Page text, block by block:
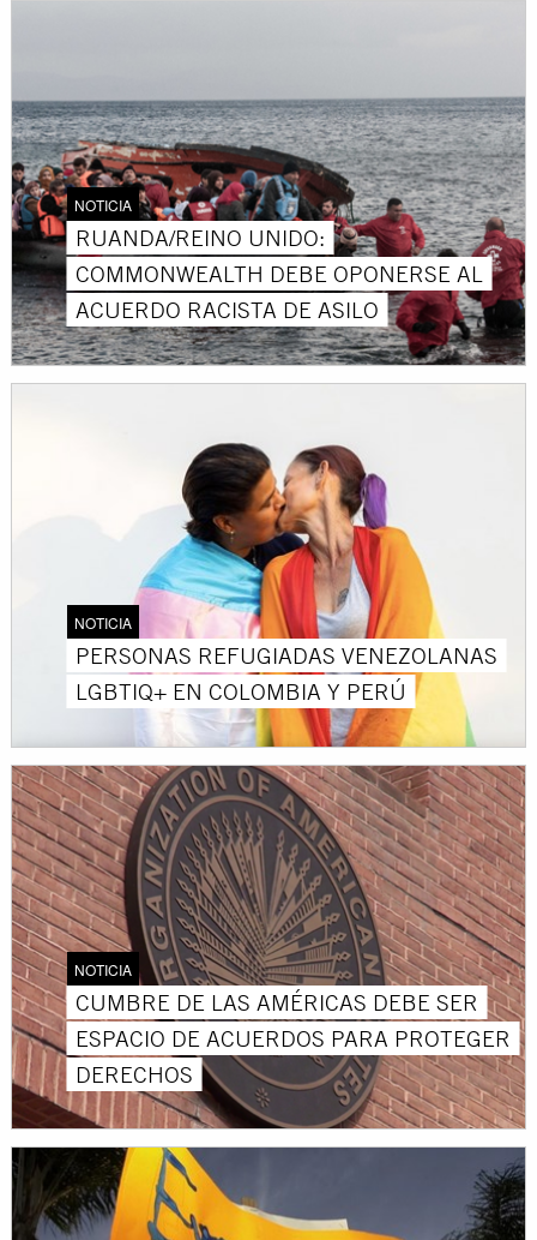
NOTICIA
RUANDA/REINO UNIDO:
COMMONWEALTH DEBE OPONERSE AL
ACUERDO RACISTA DE ASILO
NOTICIA
PERSONAS REFUGIADAS VENEZOLANAS
LGBTIQ+ EN COLOMBIA Y PERÚ
NOTICIA
CUMBRE DE LAS AMÉRICAS DEBE SER
ESPACIO DE ACUERDOS PARA PROTEGER
DERECHOS